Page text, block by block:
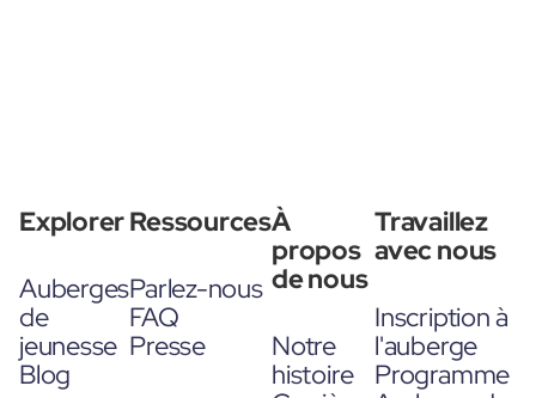
Explorer
Auberges
de
jeunesse
Blog
Ressources
Parlez-nous
FAQ
Presse
À
propos
de nous
Notre
histoire
Travaillez
avec nous
Inscription à
l'auberge
Programme